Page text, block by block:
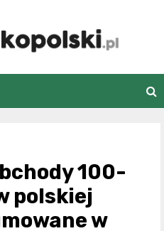
100-
polskiej
w